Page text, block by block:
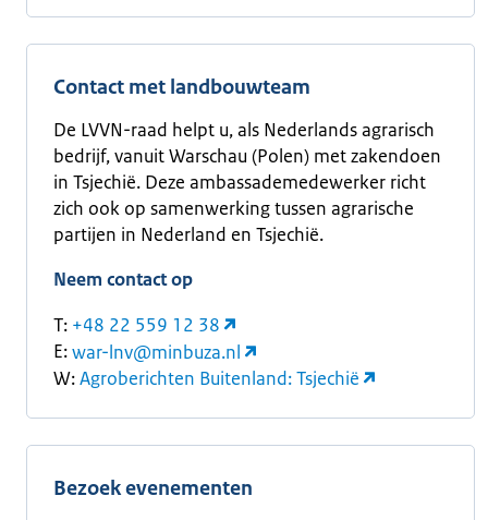
Contact met landbouwteam
De LVVN-raad helpt u, als Nederlands agrarisch
bedrijf, vanuit Warschau (Polen) met zakendoen
in Tsjechië. Deze ambassademedewerker richt
zich ook op samenwerking tussen agrarische
partijen in Nederland en Tsjechië.
Neem contact op
T: +48 22 559 12 38
E:war-lnv@minbuza.nl
W:Agroberichten Buitenland: Tsjechië
Bezoek evenementen